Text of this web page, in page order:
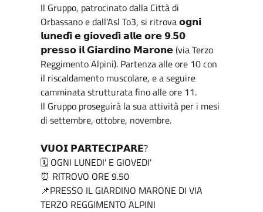
Il Gruppo, patrocinato dalla Città di
Orbassano e dall'Asl To3, si ritrova 𝗼𝗴𝗻𝗶
𝗹𝘂𝗻𝗲𝗱𝗶̀ 𝗲 𝗴𝗶𝗼𝘃𝗲𝗱𝗶̀ 𝗮𝗹𝗹𝗲 𝗼𝗿𝗲 𝟵.𝟱𝟬
𝗽𝗿𝗲𝘀𝘀𝗼 𝗶𝗹 𝗚𝗶𝗮𝗿𝗱𝗶𝗻𝗼 𝗠𝗮𝗿𝗼𝗻𝗲 (via Terzo
Reggimento Alpini). Partenza alle ore 10 con
il riscaldamento muscolare, e a seguire
camminata strutturata fino alle ore 11.
Il Gruppo proseguirà la sua attività per i mesi
di settembre, ottobre, novembre.
𝗩𝗨𝗢𝗜 𝗣𝗔𝗥𝗧𝗘𝗖𝗜𝗣𝗔𝗥𝗘?
🗓️ OGNI LUNEDI' E GIOVEDI'
⏰ RITROVO ORE 9.50
📌PRESSO IL GIARDINO MARONE DI VIA
TERZO REGGIMENTO ALPINI